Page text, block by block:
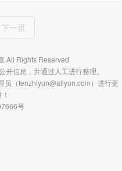
下一页
All Rights Reserved
信息，并通过人工进行整理。
员（fenzhiyun@aliyun.com）进行更
号